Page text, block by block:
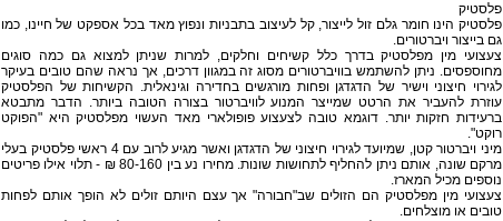
פלסטיק
פלסטיק הינו חומר גלם זול לייצור, קל לעיצוב בתבניות ונפוץ מאד בכל אספקט של חיינו, כמו
גם בייצור ויברטורים.
צעצועי מין מפלסטיק בדרך כלל קשיחים וחלקים, למרות שניתן למצוא גם כמה סוגים
מחוספסים. ניתן להשתמש בוויברטורים מסוג זה במגוון דרכים, אך נראה שהם טובים בעיקר
לגירוי חיצוני וישיר של הדגדגן ופחות מורגשים בחדירה וגינאלית. הקשיחות של הפלסטיק
עוזרת להעביר את הרטט שמייצר המנוע לוויברטור בצורה הטובה ביותר. הדבר מתבטא
ברעידות חזקות יותר. דוגמא טובה לצעצוע פופולארי מאד העשוי מפלסטיק היא "הפוקט
רוקט".
מיני ויברטור קטן, שמיועד לגירוי חיצוני של הדגדגן ואשר מגיע לרוב עם 4 ראשי פלסטיק בעלי
מרקם שונה, אותם ניתן להחליף לתחושות שונות. מחירו נע בין 80-160 ₪ - תלוי אילו פריטים
נוספים מכיל המארז.
צעצועי מין מפלסטיק הם הזולים שב"חבורה" אך עצם היותם זולים לא הופך אותם לפחות
טובים או מוצלחים.